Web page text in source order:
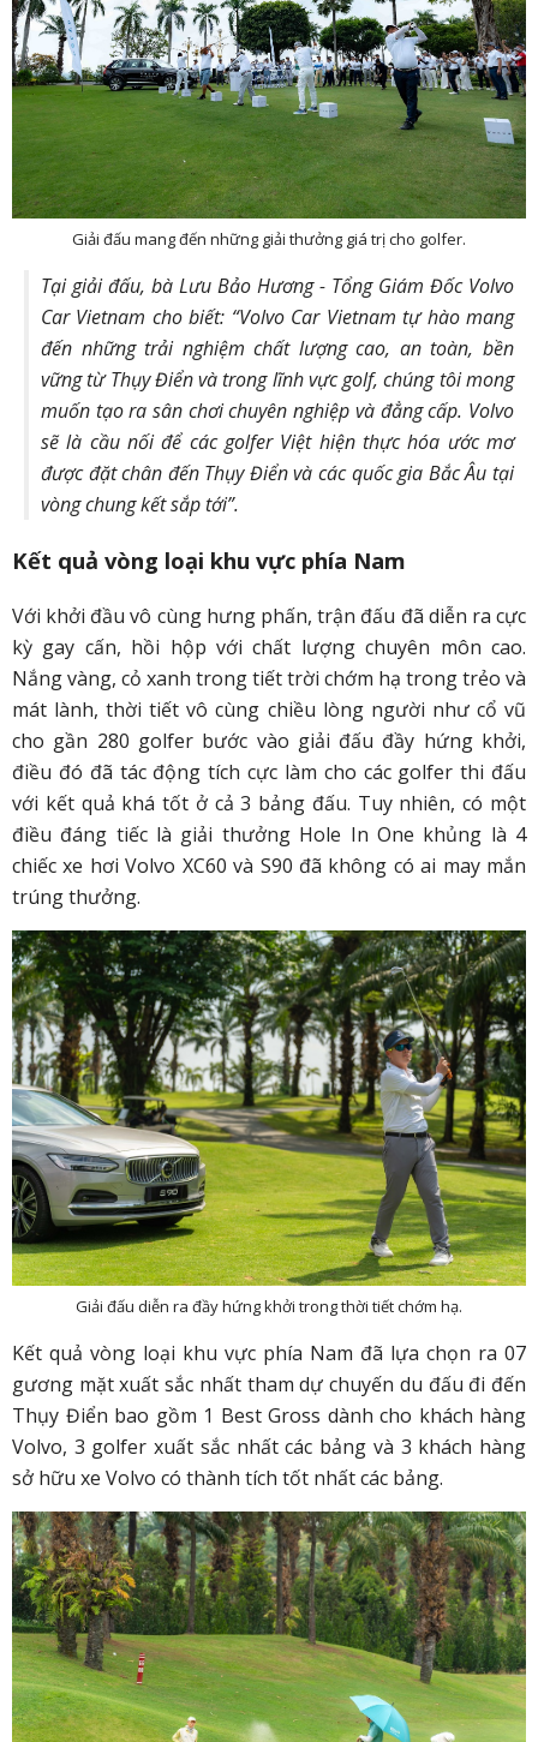
Giải đấu mang đến những giải thưởng giá trị cho golfer.
Tại giải đấu, bà Lưu Bảo Hương - Tổng Giám Đốc Volvo
Car Vietnam cho biết: “Volvo Car Vietnam tự hào mang
đến những trải nghiệm chất lượng cao, an toàn, bền
vững từ Thụy Điển và trong lĩnh vực golf, chúng tôi mong
muốn tạo ra sân chơi chuyên nghiệp và đẳng cấp. Volvo
sẽ là cầu nối để các golfer Việt hiện thực hóa ước mơ
được đặt chân đến Thụy Điển và các quốc gia Bắc Âu tại
vòng chung kết sắp tới”.
Kết quả vòng loại khu vực phía Nam
Với khởi đầu vô cùng hưng phấn, trận đấu đã diễn ra cực
kỳ gay cấn, hồi hộp với chất lượng chuyên môn cao.
Nắng vàng, cỏ xanh trong tiết trời chớm hạ trong trẻo và
mát lành, thời tiết vô cùng chiều lòng người như cổ vũ
cho gần 280 golfer bước vào giải đấu đầy hứng khởi,
điều đó đã tác động tích cực làm cho các golfer thi đấu
với kết quả khá tốt ở cả 3 bảng đấu. Tuy nhiên, có một
điều đáng tiếc là giải thưởng Hole In One khủng là 4
chiếc xe hơi Volvo XC60 và S90 đã không có ai may mắn
trúng thưởng.
Giải đấu diễn ra đầy hứng khởi trong thời tiết chớm hạ.
Kết quả vòng loại khu vực phía Nam đã lựa chọn ra 07
gương mặt xuất sắc nhất tham dự chuyến du đấu đi đến
Thụy Điển bao gồm 1 Best Gross dành cho khách hàng
Volvo, 3 golfer xuất sắc nhất các bảng và 3 khách hàng
sở hữu xe Volvo có thành tích tốt nhất các bảng.